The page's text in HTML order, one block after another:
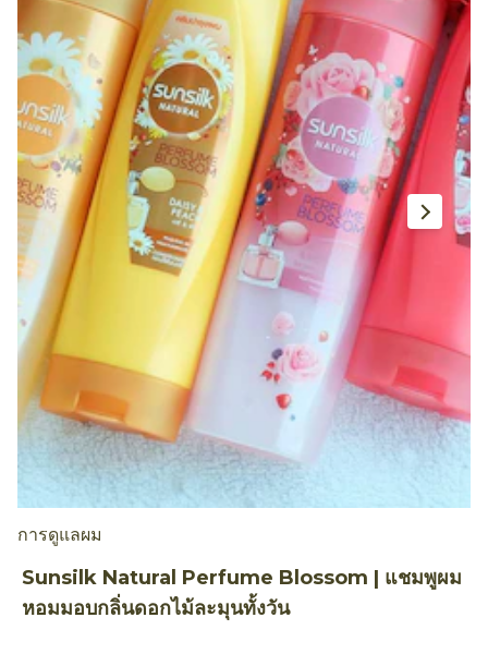
การดูแลผม
Sunsilk Natural Perfume Blossom | แชมพูผม
หอมมอบกลิ่นดอกไม้ละมุนทั้งวัน